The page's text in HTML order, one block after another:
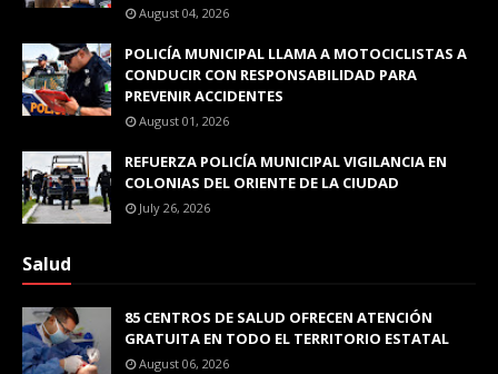
August 04, 2026
POLICÍA MUNICIPAL LLAMA A MOTOCICLISTAS A
CONDUCIR CON RESPONSABILIDAD PARA
PREVENIR ACCIDENTES
August 01, 2026
REFUERZA POLICÍA MUNICIPAL VIGILANCIA EN
COLONIAS DEL ORIENTE DE LA CIUDAD
July 26, 2026
Salud
85 CENTROS DE SALUD OFRECEN ATENCIÓN
GRATUITA EN TODO EL TERRITORIO ESTATAL
August 06, 2026